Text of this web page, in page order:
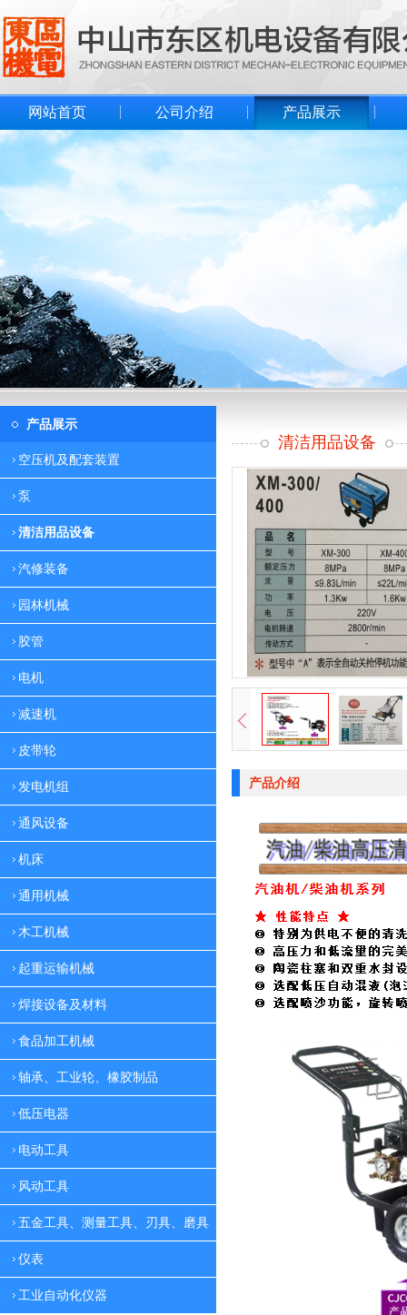
网站首页 公司介绍 产品展示
产品展示
空压机及配套装置
泵
清洁用品设备
汽修装备
园林机械
胶管
电机
减速机
皮带轮
发电机组
通风设备
机床
通用机械
木工机械
起重运输机械
焊接设备及材料
食品加工机械
轴承、工业轮、橡胶制品
低压电器
电动工具
风动工具
五金工具、测量工具、刃具、磨具
仪表
工业自动化仪器
清洁用品设备
产品介绍